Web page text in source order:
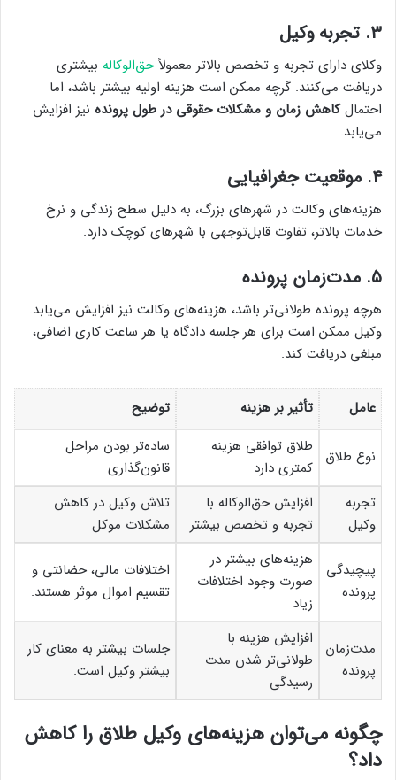
۳. تجربه وکیل
وکلای دارای تجربه و تخصص بالاتر معمولاًحق‌الوکاله بیشتری
دریافت می‌کنند. گرچه ممکن است هزینه اولیه بیشتر باشد، اما
احتمالکاهش زمان و مشکلات حقوقی در طول پرونده نیز افزایش
می‌یابد.
۴. موقعیت جغرافیایی
هزینه‌های وکالت در شهرهای بزرگ، به دلیل سطح زندگی و نرخ
خدمات بالاتر، تفاوت قابل‌توجهی با شهرهای کوچک دارد.
۵. مدت‌زمان پرونده
هرچه پرونده طولانی‌تر باشد، هزینه‌های وکالت نیز افزایش می‌یابد.
وکیل ممکن است برای هر جلسه دادگاه یا هر ساعت کاری اضافی،
مبلغی دریافت کند.
عامل تأثیر بر هزینه توضیح
نوع طلاق
طلاق توافقی هزینه
کمتری دارد
ساده‌تر بودن مراحل
قانون‌گذاری
تجربه
وکیل
افزایش حق‌الوکاله با
تجربه و تخصص بیشتر
تلاش وکیل در کاهش
مشکلات موکل
پیچیدگی
پرونده
هزینه‌های بیشتر در
صورت وجود اختلافات
زیاد
اختلافات مالی، حضانتی و
تقسیم اموال موثر هستند.
مدت‌زمان
پرونده
افزایش هزینه با
طولانی‌تر شدن مدت
رسیدگی
جلسات بیشتر به معنای کار
بیشتر وکیل است.
چگونه می‌توان هزینه‌های وکیل طلاق را کاهش
داد؟